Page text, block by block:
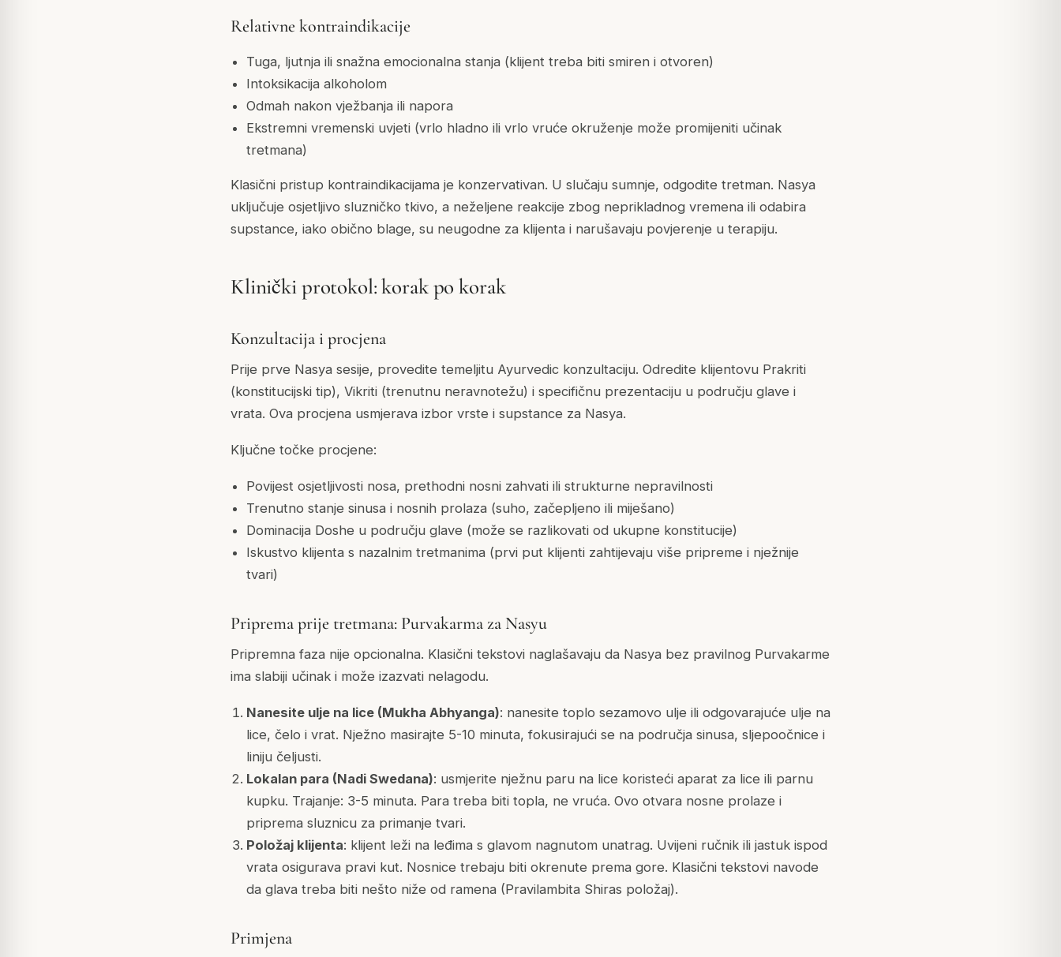
Relativne kontraindikacije
Tuga, ljutnja ili snažna emocionalna stanja (klijent treba biti smiren i otvoren)
Intoksikacija alkoholom
Odmah nakon vježbanja ili napora
Ekstremni vremenski uvjeti (vrlo hladno ili vrlo vruće okruženje može promijeniti učinak
tretmana)
Klasični pristup kontraindikacijama je konzervativan. U slučaju sumnje, odgodite tretman. Nasya
uključuje osjetljivo sluzničko tkivo, a neželjene reakcije zbog neprikladnog vremena ili odabira
supstance, iako obično blage, su neugodne za klijenta i narušavaju povjerenje u terapiju.
Klinički protokol: korak po korak
Konzultacija i procjena
Prije prve Nasya sesije, provedite temeljitu Ayurvedic konzultaciju. Odredite klijentovu Prakriti
(konstitucijski tip), Vikriti (trenutnu neravnotežu) i specifičnu prezentaciju u području glave i
vrata. Ova procjena usmjerava izbor vrste i supstance za Nasya.
Ključne točke procjene:
Povijest osjetljivosti nosa, prethodni nosni zahvati ili strukturne nepravilnosti
Trenutno stanje sinusa i nosnih prolaza (suho, začepljeno ili miješano)
Dominacija Doshe u području glave (može se razlikovati od ukupne konstitucije)
Iskustvo klijenta s nazalnim tretmanima (prvi put klijenti zahtijevaju više pripreme i nježnije
tvari)
Priprema prije tretmana: Purvakarma za Nasyu
Pripremna faza nije opcionalna. Klasični tekstovi naglašavaju da Nasya bez pravilnog Purvakarme
ima slabiji učinak i može izazvati nelagodu.
Nanesite ulje na lice (Mukha Abhyanga): nanesite toplo sezamovo ulje ili odgovarajuće ulje na
lice, čelo i vrat. Nježno masirajte 5-10 minuta, fokusirajući se na područja sinusa, sljepoočnice i
liniju čeljusti.
Lokalan para (Nadi Swedana): usmjerite nježnu paru na lice koristeći aparat za lice ili parnu
kupku. Trajanje: 3-5 minuta. Para treba biti topla, ne vruća. Ovo otvara nosne prolaze i
priprema sluznicu za primanje tvari.
Položaj klijenta: klijent leži na leđima s glavom nagnutom unatrag. Uvijeni ručnik ili jastuk ispod
vrata osigurava pravi kut. Nosnice trebaju biti okrenute prema gore. Klasični tekstovi navode
da glava treba biti nešto niže od ramena (Pravilambita Shiras položaj).
Primjena